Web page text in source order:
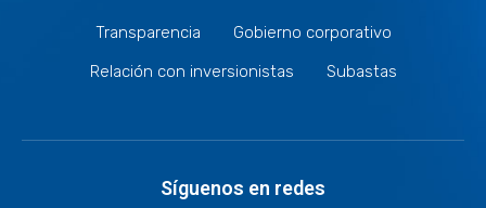
Transparencia
Gobierno corporativo
Relación con inversionistas
Subastas
Síguenos en redes